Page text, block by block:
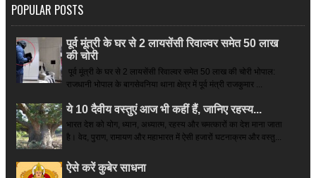
POPULAR POSTS
पूर्व मूंत्री के घर से 2 लायसेंसी रिवाल्वर समेत 50 लाख
की चोरी
पूर्व मूंत्री के घर से 2 लायसेंसी रिवाल्वर समेत 50 लाख की चोरी भोपाल:
राजधानी भोपाल के बागसेवनिया थाना क्षेत्र में पूर्व मंत्री राजकुमार ...
ये 10 दैवीय वस्तुएं आज भी कहीं हैं, जानिए रहस्य...
भारत देश को योग, ध्यान, अध्यात्म, रहस्य और चमत्कारों का देश माना जाता
है। वेद, पुराण, रामायण और महाभारत में ऐसी हजारों घटनाक्रम और वस्तु...
ऐसे करें कुबेर साधना